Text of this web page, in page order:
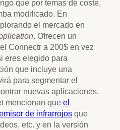
que por temas de coste,
modificado. En
el mercado en
. Ofrecen un
Connectr a 200$ en vez
eres elegido para
que incluye una
para segmentar el
nuevas aplicaciones.
mencionan que el
de infrarrojos que
etc. y en la versión